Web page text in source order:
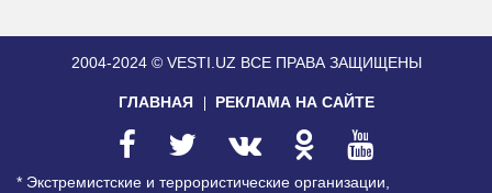
2004-2024 © VESTI.UZ ВСЕ ПРАВА ЗАЩИЩЕНЫ
ГЛАВНАЯ РЕКЛАМА НА САЙТЕ
* Экстремистские и террористические организации,